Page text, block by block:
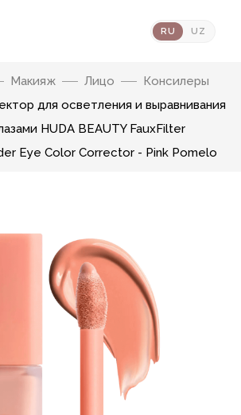
RU UZ
Макияж Лицо
Консилеры
для осветления и выравнивания
HUDA BEAUTY FauxFilter
Eye Color Corrector - Pink Pomelo